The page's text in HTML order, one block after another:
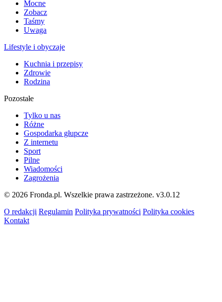
Mocne
Zobacz
Taśmy
Uwaga
Lifestyle i obyczaje
Kuchnia i przepisy
Zdrowie
Rodzina
Pozostałe
Tylko u nas
Różne
Gospodarka głupcze
Z internetu
Sport
Pilne
Wiadomości
Zagrożenia
© 2026 Fronda.pl. Wszelkie prawa zastrzeżone. v3.0.12
O redakcji Regulamin Polityka prywatności Polityka cookies
Kontakt